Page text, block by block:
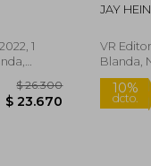
1
-
CON
JAY
VR
Blanda,